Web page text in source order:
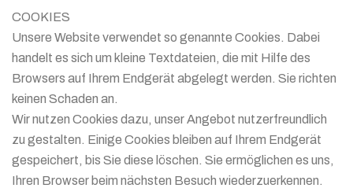
COOKIES
Unsere Website verwendet so genannte Cookies. Dabei
handelt es sich um kleine Textdateien, die mit Hilfe des
Browsers auf Ihrem Endgerät abgelegt werden. Sie richten
keinen Schaden an.
Wir nutzen Cookies dazu, unser Angebot nutzerfreundlich
zu gestalten. Einige Cookies bleiben auf Ihrem Endgerät
gespeichert, bis Sie diese löschen. Sie ermöglichen es uns,
Ihren Browser beim nächsten Besuch wiederzuerkennen.